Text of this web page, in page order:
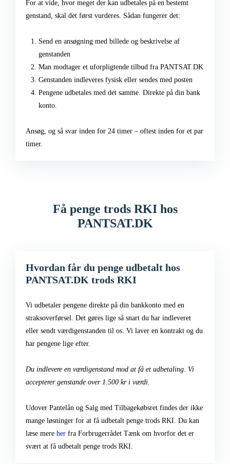
For at vide, hvor meget der kan udbetales på en bestemt
genstand, skal det først vurderes. Sådan fungerer det:
Send en ansøgning med billede og beskrivelse af
genstanden
Man modtager et uforpligtende tilbud fra PANTSAT.DK
Genstanden indleveres fysisk eller sendes med posten
Pengene udbetales med det samme. Direkte på din bank
konto.
Ansøg, og så svar inden for 24 timer – oftest inden for et par
timer.
Få penge trods RKI hos
PANTSAT.DK
Hvordan får du penge udbetalt hos
PANTSAT.DK trods RKI
Vi udbetaler pengene direkte på din bankkonto med en
straksoverførsel. Det gøres lige så snart du har indleveret
eller sendt værdigenstanden til os. Vi laver en kontrakt og du
har pengene lige efter.
Du indlevere en værdigenstand mod at få et udbetaling. Vi
accepterer genstande over 1.500 kr i værdi.
Udover Pantelån og Salg med Tilbagekøbsret findes der ikke
mange løsninger for at få udbetalt penge trods RKI. Du kan
læse mere her fra Forbrugerrådet Tænk om hvorfor det er
svært at få udbetalt penge trods RKI.